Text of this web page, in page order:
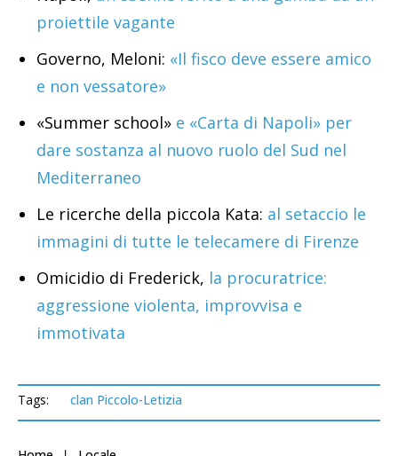
proiettile vagante
Governo, Meloni: «Il fisco deve essere amico
e non vessatore»
«Summer school» e «Carta di Napoli» per
dare sostanza al nuovo ruolo del Sud nel
Mediterraneo
Le ricerche della piccola Kata: al setaccio le
immagini di tutte le telecamere di Firenze
Omicidio di Frederick, la procuratrice:
aggressione violenta, improvvisa e
immotivata
Tags: clan Piccolo-Letizia